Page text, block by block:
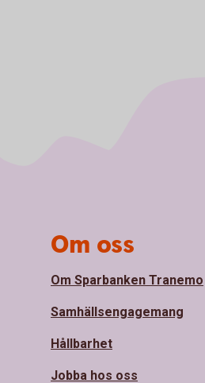
Om oss
Om Sparbanken Tranemo
Samhällsengagemang
Hållbarhet
Jobba hos oss